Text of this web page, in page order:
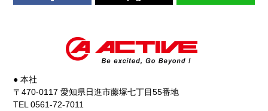
● 本社
〒470-0117 愛知県日進市藤塚七丁目55番地
TEL 0561-72-7011